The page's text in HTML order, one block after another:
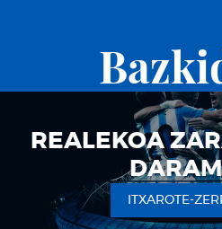
REALEKOA
ITXAROTE-